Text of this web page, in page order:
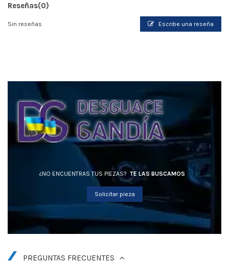
Reseñas(0)
Sin reseñas Escribe una reseña
¿NO ENCUENTRAS TUS PIEZAS? TE LAS BUSCAMOS
Solicitar pieza
PREGUNTAS FRECUENTES